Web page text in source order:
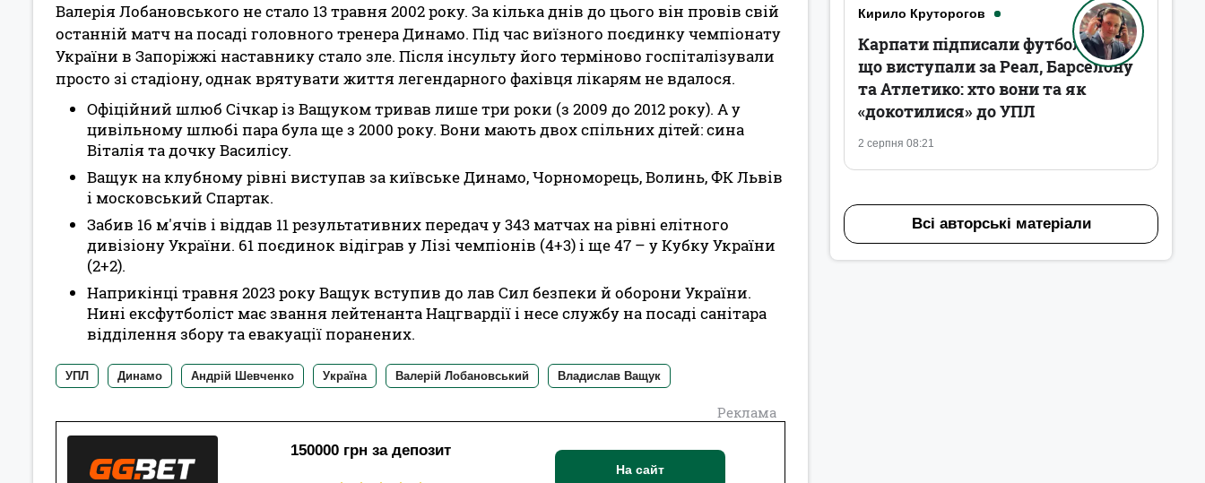
Валерія Лобановського не стало 13 травня 2002 року. За кілька днів до цього він провів свій
останній матч на посаді головного тренера Динамо. Під час виїзного поєдинку чемпіонату
України в Запоріжжі наставнику стало зле. Після інсульту його терміново госпіталізували
просто зі стадіону, однак врятувати життя легендарного фахівця лікарям не вдалося.
Офіційний шлюб Січкар із Ващуком тривав лише три роки (з 2009 до 2012 року). А у
цивільному шлюбі пара була ще з 2000 року. Вони мають двох спільних дітей: сина
Віталія та дочку Василісу.
Ващук на клубному рівні виступав за київське Динамо, Чорноморець, Волинь, ФК Львів
і московський Спартак.
Забив 16 м'ячів і віддав 11 результативних передач у 343 матчах на рівні елітного
дивізіону України. 61 поєдинок відіграв у Лізі чемпіонів (4+3) і ще 47 – у Кубку України
(2+2).
Наприкінці травня 2023 року Ващук вступив до лав Сил безпеки й оборони України.
Нині ексфутболіст має звання лейтенанта Нацгвардії і несе службу на посаді санітара
відділення збору та евакуації поранених.
УПЛ Динамо Андрій Шевченко Україна Валерій Лобановський Владислав Ващук
Реклама
150000 грн за депозит
На сайт
Кирило Круторогов
2 серпня 08:21
Карпати підписали футболістів,
що виступали за Реал, Барселону
та Атлетико: хто вони та як
«докотилися» до УПЛ
Всі авторські матеріали